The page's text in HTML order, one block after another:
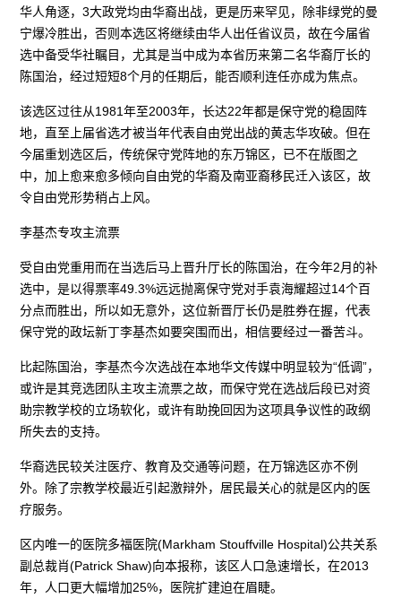
华人角逐，3大政党均由华裔出战，更是历来罕见，除非绿党的曼
宁爆冷胜出，否则本选区将继续由华人出任省议员，故在今届省
选中备受华社瞩目，尤其是当中成为本省历来第二名华裔厅长的
陈国治，经过短短8个月的任期后，能否顺利连任亦成为焦点。
该选区过往从1981年至2003年，长达22年都是保守党的稳固阵
地，直至上届省选才被当年代表自由党出战的黄志华攻破。但在
今届重划选区后，传统保守党阵地的东万锦区，已不在版图之
中，加上愈来愈多倾向自由党的华裔及南亚裔移民迁入该区，故
令自由党形势稍占上风。
李基杰专攻主流票
受自由党重用而在当选后马上晋升厅长的陈国治，在今年2月的补
选中，是以得票率49.3%远远抛离保守党对手袁海耀超过14个百
分点而胜出，所以如无意外，这位新晋厅长仍是胜券在握，代表
保守党的政坛新丁李基杰如要突围而出，相信要经过一番苦斗。
比起陈国治，李基杰今次选战在本地华文传媒中明显较为“低调”，
或许是其竞选团队主攻主流票之故，而保守党在选战后段已对资
助宗教学校的立场软化，或许有助挽回因为这项具争议性的政纲
所失去的支持。
华裔选民较关注医疗、教育及交通等问题，在万锦选区亦不例
外。除了宗教学校最近引起激辩外，居民最关心的就是区内的医
疗服务。
区内唯一的医院多福医院(Markham Stouffville Hospital)公共关系
副总裁肖(Patrick Shaw)向本报称，该区人口急速增长，在2013
年，人口更大幅增加25%，医院扩建迫在眉睫。